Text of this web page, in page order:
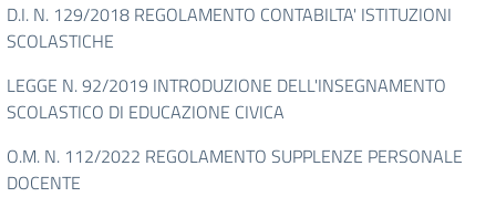
D.I. N. 129/2018 REGOLAMENTO CONTABILTA' ISTITUZIONI
SCOLASTICHE
LEGGE N. 92/2019 INTRODUZIONE DELL'INSEGNAMENTO
SCOLASTICO DI EDUCAZIONE CIVICA
O.M. N. 112/2022 REGOLAMENTO SUPPLENZE PERSONALE
DOCENTE